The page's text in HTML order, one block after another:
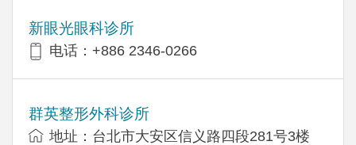
新眼光眼科诊所
电话：+886 2346-0266
群英整形外科诊所
地址：台北市大安区信义路四段281号3楼